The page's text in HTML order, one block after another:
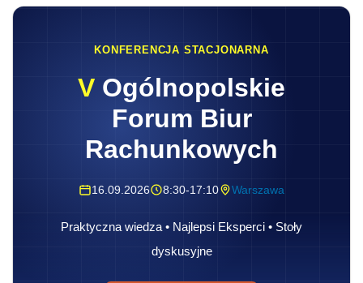
KONFERENCJA STACJONARNA
V Ogólnopolskie
Forum Biur
Rachunkowych
16.09.2026 8:30-17:10 Warszawa
Praktyczna wiedza • Najlepsi Eksperci • Stoły
dyskusyjne